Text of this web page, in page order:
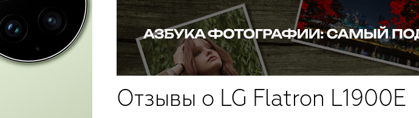
Отзывы о LG Flatron L1900E